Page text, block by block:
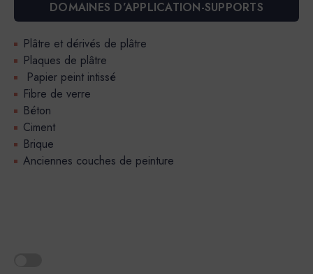
DOMAINES D’APPLICATION-SUPPORTS
Plâtre et dérivés de plâtre
Plaques de plâtre
Papier peint intissé
Fibre de verre
Béton
Ciment
Brique
Anciennes couches de peinture